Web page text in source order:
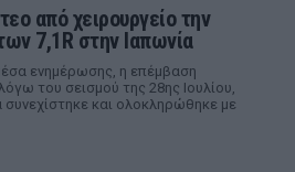
από χειρουργείο την
7,1R στην Ιαπωνία
ενημέρωσης, η επέμβαση
του σεισμού της 28ης Ιουλίου,
και ολοκληρώθηκε με